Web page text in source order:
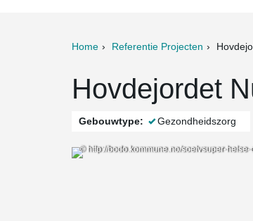
Home Referentie Projecten
Hovdejordet
Gebouwtype: Gezondheidszorg
© http://bodo.kommune.no/soelvsuper-